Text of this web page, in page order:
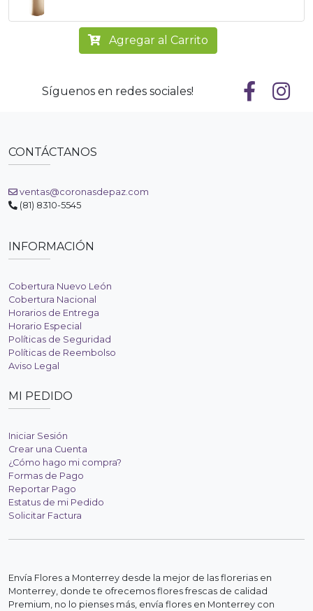
Agregar al Carrito
Síguenos en redes sociales!
CONTÁCTANOS
ventas@coronasdepaz.com
(81) 8310-5545
INFORMACIÓN
Cobertura Nuevo León
Cobertura Nacional
Horarios de Entrega
Horario Especial
Políticas de Seguridad
Políticas de Reembolso
Aviso Legal
MI PEDIDO
Iniciar Sesión
Crear una Cuenta
¿Cómo hago mi compra?
Formas de Pago
Reportar Pago
Estatus de mi Pedido
Solicitar Factura
Envía Flores a Monterrey desde la mejor de las florerias en
Monterrey, donde te ofrecemos flores frescas de calidad
Premium, no lo pienses más, envía flores en Monterrey con